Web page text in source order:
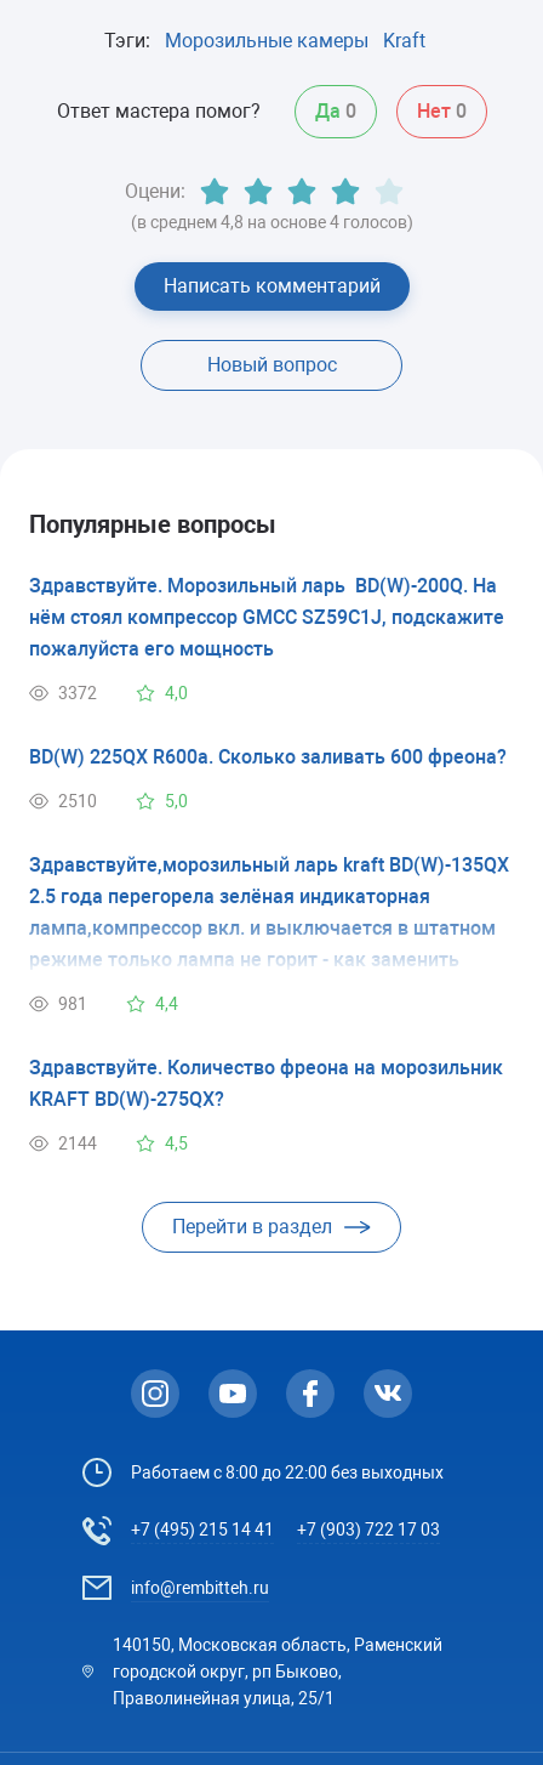
Тэги: Морозильные камеры Kraft
Ответ мастера помог? Да 0 Нет 0
Оцени:
(в среднем 4,8 на основе 4 голосов)
Написать комментарий
Новый вопрос
Популярные вопросы
Здравствуйте. Морозильный ларь BD(W)-200Q. На
нём стоял компрессор GMCC SZ59C1J, подскажите
пожалуйста его мощность
3372 4,0
BD(W) 225QX R600a. Сколько заливать 600 фреона?
2510 5,0
Здравствуйте,морозильный ларь kraft BD(W)-135QX
2.5 года перегорела зелёная индикаторная
лампа,компрессор вкл. и выключается в штатном
режиме только лампа не горит - как заменить
самостоятельно? Спасибо!
981 4,4
Здравствуйте. Количество фреона на морозильник
KRAFT BD(W)-275QX?
2144 4,5
Перейти в раздел
Работаем с 8:00 до 22:00 без выходных
+7 (495) 215 14 41 +7 (903) 722 17 03
info@rembitteh.ru
140150, Московская область, Раменский
городской округ, рп Быково,
Праволинейная улица, 25/1